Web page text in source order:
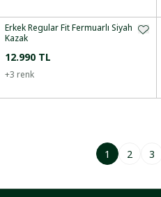
Erkek Regular Fit Fermuarlı Siyah
Kazak
12.990 TL
+3 renk
1 2 3